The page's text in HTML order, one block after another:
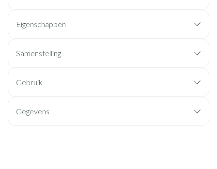
Eigenschappen
Samenstelling
Gebruik
Gegevens